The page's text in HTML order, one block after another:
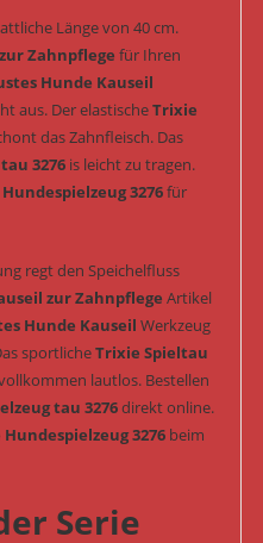
Länge von 40 cm.
Zahnpflege für Ihren
Hunde Kauseil
aus. Der elastischeTrixie
das Zahnfleisch. Das
3276is leicht zu tragen.
3276für
regt den Speichelfluss
zur Zahnpflege Artikel
Hunde Kauseil Werkzeug
sportlicheTrixie Spieltau
lautlos. Bestellen
tau 3276direkt online.
3276beim
Serie